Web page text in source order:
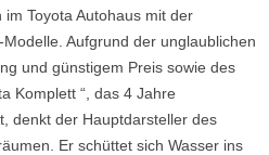
Toyota Autohaus mit der
Aufgrund der unglaublichen
und günstigem Preis sowie des
Komplett “, das 4 Jahre
denkt der Hauptdarsteller des
Er schüttet sich Wasser ins